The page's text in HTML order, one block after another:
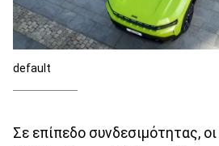
default
Σε επίπεδο συνδεσιμότητας,